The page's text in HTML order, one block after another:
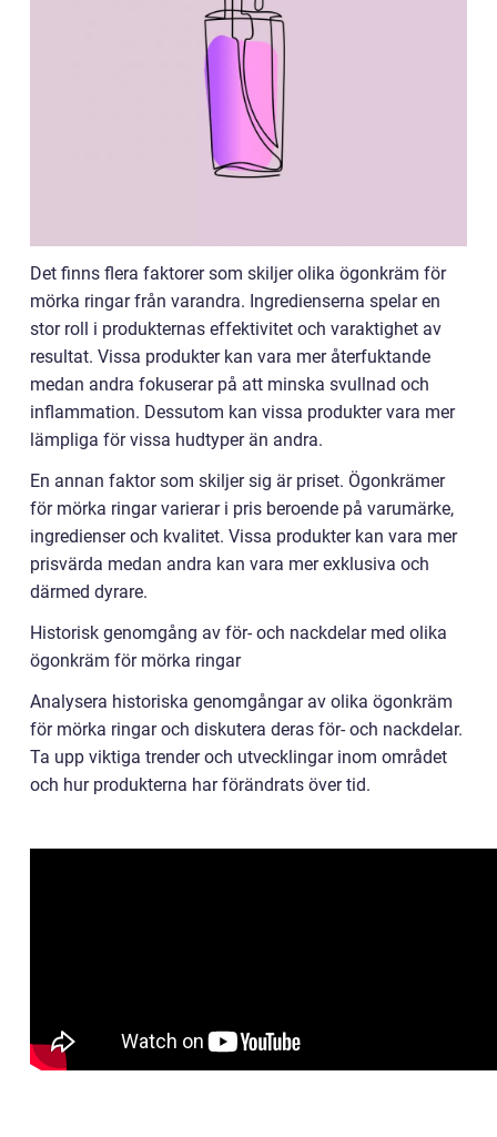
Det finns flera faktorer som skiljer olika ögonkräm för
mörka ringar från varandra. Ingredienserna spelar en
stor roll i produkternas effektivitet och varaktighet av
resultat. Vissa produkter kan vara mer återfuktande
medan andra fokuserar på att minska svullnad och
inflammation. Dessutom kan vissa produkter vara mer
lämpliga för vissa hudtyper än andra.
En annan faktor som skiljer sig är priset. Ögonkrämer
för mörka ringar varierar i pris beroende på varumärke,
ingredienser och kvalitet. Vissa produkter kan vara mer
prisvärda medan andra kan vara mer exklusiva och
därmed dyrare.
Historisk genomgång av för- och nackdelar med olika
ögonkräm för mörka ringar
Analysera historiska genomgångar av olika ögonkräm
för mörka ringar och diskutera deras för- och nackdelar.
Ta upp viktiga trender och utvecklingar inom området
och hur produkterna har förändrats över tid.